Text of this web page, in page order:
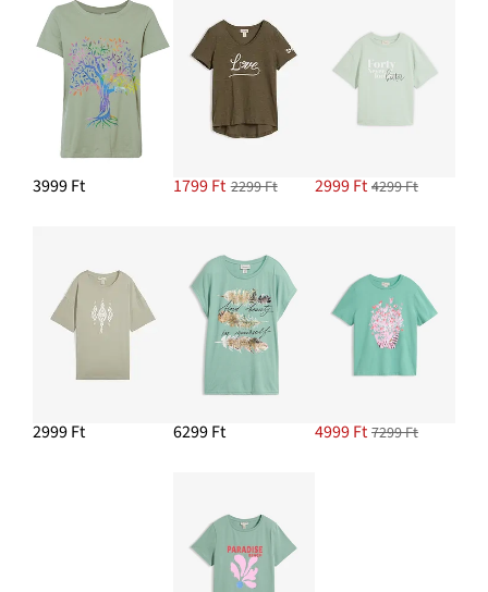
3999 Ft 1799 Ft 2299 Ft 2999 Ft 4299 Ft
2999 Ft 6299 Ft 4999 Ft 7299 Ft